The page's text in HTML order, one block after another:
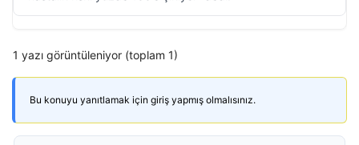
1 yazı görüntüleniyor (toplam 1)
Bu konuyu yanıtlamak için giriş yapmış olmalısınız.